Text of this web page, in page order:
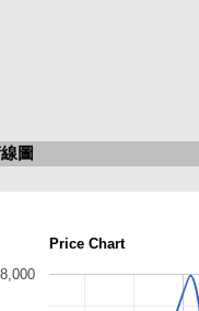
圖
Price Chart